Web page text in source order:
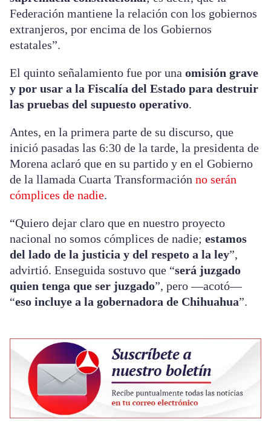
Federación mantiene la relación con los gobiernos
extranjeros, por encima de los Gobiernos
estatales”.
El quinto señalamiento fue por una omisión grave
y por usar a la Fiscalía del Estado para destruir
las pruebas del supuesto operativo.
Antes, en la primera parte de su discurso, que
inició pasadas las 6:30 de la tarde, la presidenta de
Morena aclaró que en su partido y en el Gobierno
de la llamada Cuarta Transformación no serán
cómplices de nadie.
“Quiero dejar claro que en nuestro proyecto
nacional no somos cómplices de nadie; estamos
del lado de la justicia y del respeto a la ley”,
advirtió. Enseguida sostuvo que “será juzgado
quien tenga que ser juzgado”, pero —acotó—
“eso incluye a la gobernadora de Chihuahua”.